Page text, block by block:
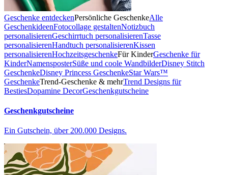
Geschenke entdeckenPersönliche GeschenkeAlle
GeschenkideenFotocollage gestaltenNotizbuch
personalisierenGeschirrtuch personalisierenTasse
personalisierenHandtuch personalisierenKissen
personalisierenHochzeitsgeschenkeFür KinderGeschenke für
KinderNamensposterSüße und coole WandbilderDisney Stitch
GeschenkeDisney Princess GeschenkeStar Wars™
GeschenkeTrend-Geschenke & mehrTrend Designs für
BestiesDopamine DecorGeschenkgutscheine
Geschenkgutscheine
Ein Gutschein, über 200.000 Designs.